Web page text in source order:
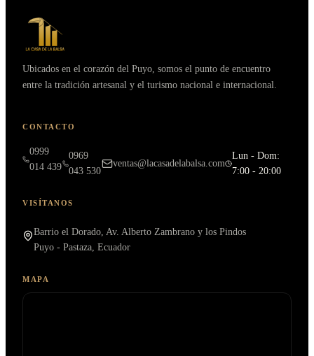
Ubicados en el corazón del Puyo, somos el punto de encuentro
entre la tradición artesanal y el turismo nacional e internacional.
CONTACTO
0999
014 439
0969
043 530
ventas@lacasadelabalsa.com
Lun - Dom:
7:00 - 20:00
VISÍTANOS
Barrio el Dorado, Av. Alberto Zambrano y los Pindos
Puyo - Pastaza, Ecuador
MAPA